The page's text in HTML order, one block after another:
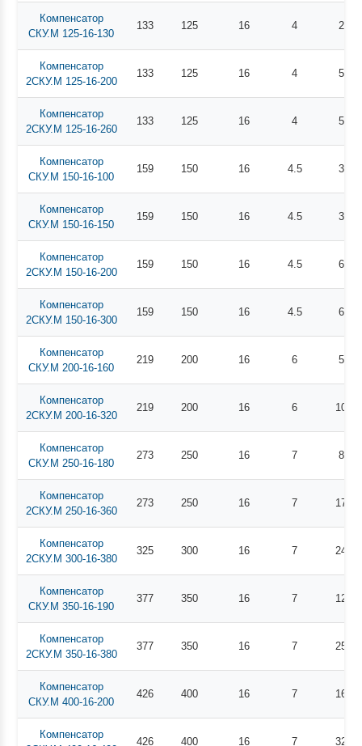
Компенсатор
СКУ.М 125-16-130
133 125 16 4 27
Компенсатор
2СКУ.М 125-16-200
133 125 16 4 50
Компенсатор
2СКУ.М 125-16-260
133 125 16 4 55
Компенсатор
СКУ.М 150-16-100
159 150 16 4.5 30
Компенсатор
СКУ.М 150-16-150
159 150 16 4.5 34
Компенсатор
2СКУ.М 150-16-200
159 150 16 4.5 60
Компенсатор
2СКУ.М 150-16-300
159 150 16 4.5 67
Компенсатор
СКУ.М 200-16-160
219 200 16 6 54
Компенсатор
2СКУ.М 200-16-320
219 200 16 6 102
Компенсатор
СКУ.М 250-16-180
273 250 16 7 89
Компенсатор
2СКУ.М 250-16-360
273 250 16 7 175
Компенсатор
2СКУ.М 300-16-380
325 300 16 7 240
Компенсатор
СКУ.М 350-16-190
377 350 16 7 126
Компенсатор
2СКУ.М 350-16-380
377 350 16 7 250
Компенсатор
СКУ.М 400-16-200
426 400 16 7 160
Компенсатор
426 400 16 7 320